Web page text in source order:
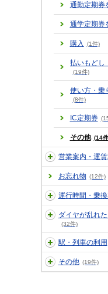
通勤定期券
通学定期券
購入 (1件)
払いもどし
(19件)
使い方・乗
(8件)
IC定期券
その他 (14
営業案内・運
お忘れ物 (12件)
運行時間・乗
ダイヤが乱れ
(32件)
駅・列車の利用
その他 (19件)